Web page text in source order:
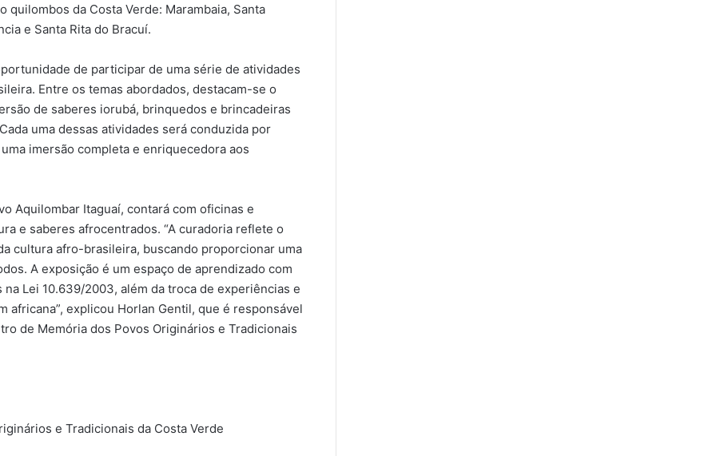
quilombos da Costa Verde: Marambaia, Santa
e Santa Rita do Bracuí.
de participar de uma série de atividades
Entre os temas abordados, destacam-se o
de saberes iorubá, brinquedos e brincadeiras
uma dessas atividades será conduzida por
imersão completa e enriquecedora aos
Aquilombar Itaguaí, contará com oficinas e
e saberes afrocentrados. “A curadoria reflete o
cultura afro-brasileira, buscando proporcionar uma
A exposição é um espaço de aprendizado com
Lei 10.639/2003, além da troca de experiências e
explicou Horlan Gentil, que é responsável
de Memória dos Povos Originários e Tradicionais
e Tradicionais da Costa Verde